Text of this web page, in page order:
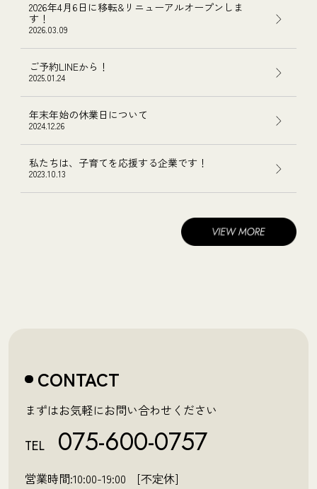
2026年4月6日に移転&リニューアルオープンしま
す！
2026.03.09
ご予約LINEから！
2025.01.24
年末年始の休業日について
2024.12.26
私たちは、子育てを応援する企業です！
2023.10.13
CONTACT
まずはお気軽にお問い合わせください
TEL 075-600-0757
営業時間:10:00-19:00 [不定休]